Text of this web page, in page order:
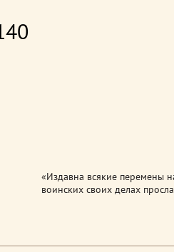
«Издавна всякие перемены
воинских своих делах